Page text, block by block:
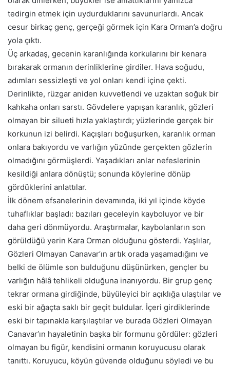
tedirgin etmek için uydurduklarını savunurlardı. Ancak
cesur birkaç genç, gerçeği görmek için Kara Orman’a doğru
yola çıktı.
Üç arkadaş, gecenin karanlığında korkularını bir kenara
bırakarak ormanın derinliklerine girdiler. Hava soğudu,
adımları sessizleşti ve yol onları kendi içine çekti.
Derinlikte, rüzgar aniden kuvvetlendi ve uzaktan soğuk bir
kahkaha onları sarstı. Gövdelere yapışan karanlık, gözleri
olmayan bir silueti hızla yaklaştırdı; yüzlerinde gerçek bir
korkunun izi belirdi. Kaçışları boğuşurken, karanlık orman
onlara bakıyordu ve varlığın yüzünde gerçekten gözlerin
olmadığını görmüşlerdi. Yaşadıkları anlar nefeslerinin
kesildiği anlara dönüştü; sonunda köylerine dönüp
gördüklerini anlattılar.
İlk dönem efsanelerinin devamında, iki yıl içinde köyde
tuhaflıklar başladı: bazıları geceleyin kayboluyor ve bir
daha geri dönmüyordu. Araştırmalar, kaybolanların son
görüldüğü yerin Kara Orman olduğunu gösterdi. Yaşlılar,
Gözleri Olmayan Canavar’ın artık orada yaşamadığını ve
belki de ölümle son bulduğunu düşünürken, gençler bu
varlığın hâlâ tehlikeli olduğuna inanıyordu. Bir grup genç
tekrar ormana girdiğinde, büyüleyici bir açıklığa ulaştılar ve
eski bir ağaçta saklı bir geçit buldular. İçeri girdiklerinde
eski bir tapınakla karşılaştılar ve burada Gözleri Olmayan
Canavar’ın hayaletinin başka bir formunu gördüler: gözleri
olmayan bu figür, kendisini ormanın koruyucusu olarak
tanıttı. Koruyucu, köyün güvende olduğunu söyledi ve bu